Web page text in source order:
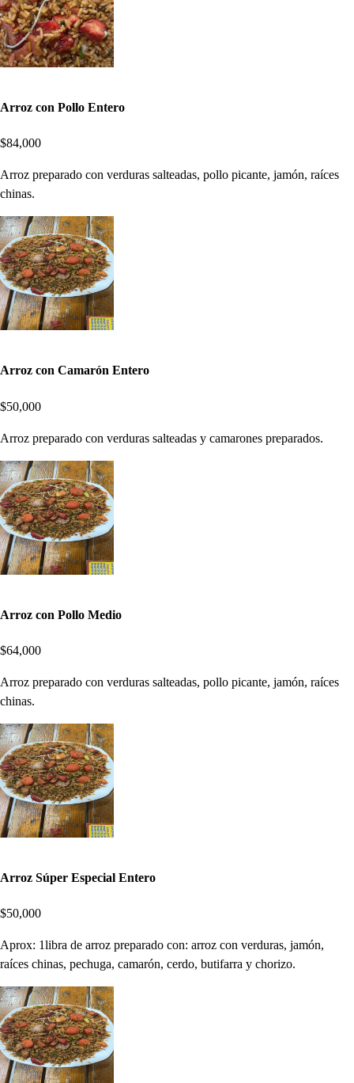
Arroz con Pollo Entero
$84,000
Arroz preparado con verduras salteadas, pollo picante, jamón, raíces
chinas.
Arroz con Camarón Entero
$50,000
Arroz preparado con verduras salteadas y camarones preparados.
Arroz con Pollo Medio
$64,000
Arroz preparado con verduras salteadas, pollo picante, jamón, raíces
chinas.
Arroz Súper Especial Entero
$50,000
Aprox: 1libra de arroz preparado con: arroz con verduras, jamón,
raíces chinas, pechuga, camarón, cerdo, butifarra y chorizo.